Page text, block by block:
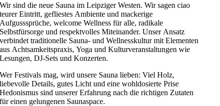
Wir sind die neue Sauna im Leipziger Westen. Wir sagen ciao
teurer Eintritt, gefliestes Ambiente und mackerige
Aufgusssprüche, welcome Wellness für alle, radikale
Selbstfürsorge und respektvolles Miteinander. Unser Ansatz
verbindet traditionelle Sauna- und Wellnesskultur mit Elementen
aus Achtsamkeitspraxis, Yoga und Kulturveranstaltungen wie
Lesungen, DJ-Sets und Konzerten.
Wer Festivals mag, wird unsere Sauna lieben: Viel Holz,
liebevolle Details, gutes Licht und eine wohldosierte Prise
Hedonismus sind unserer Erfahrung nach die richtigen Zutaten
für einen gelungenen Saunaspace.